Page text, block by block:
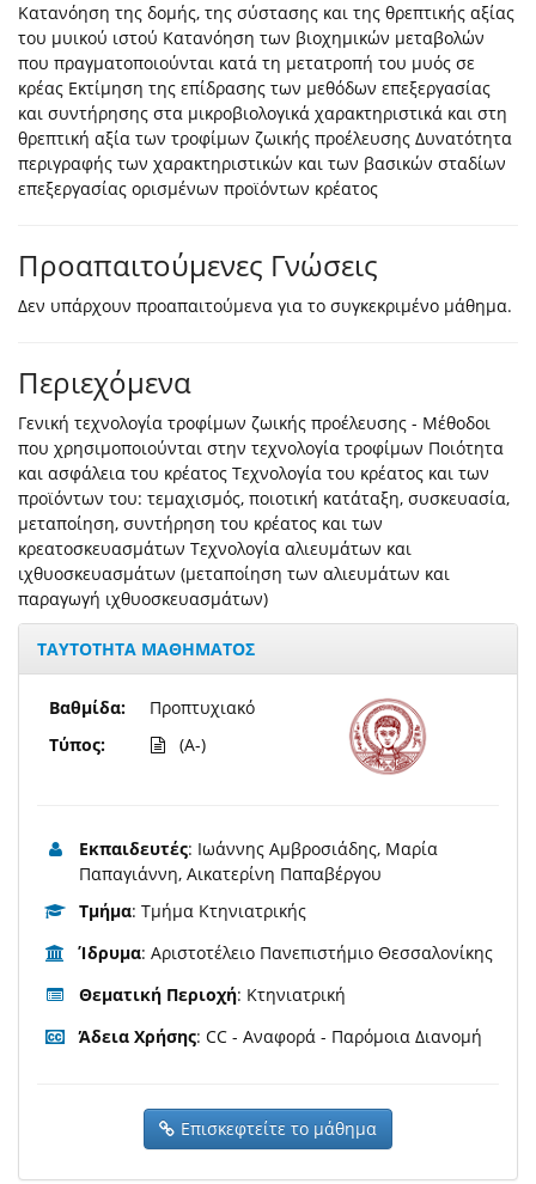
Κατανόηση της δομής, της σύστασης και της θρεπτικής αξίας
του μυικού ιστού Κατανόηση των βιοχημικών μεταβολών
που πραγματοποιούνται κατά τη μετατροπή του μυός σε
κρέας Εκτίμηση της επίδρασης των μεθόδων επεξεργασίας
και συντήρησης στα μικροβιολογικά χαρακτηριστικά και στη
θρεπτική αξία των τροφίμων ζωικής προέλευσης Δυνατότητα
περιγραφής των χαρακτηριστικών και των βασικών σταδίων
επεξεργασίας ορισμένων προϊόντων κρέατος
Προαπαιτούμενες Γνώσεις
Δεν υπάρχουν προαπαιτούμενα για το συγκεκριμένο μάθημα.
Περιεχόμενα
Γενική τεχνολογία τροφίμων ζωικής προέλευσης - Μέθοδοι
που χρησιμοποιούνται στην τεχνολογία τροφίμων Ποιότητα
και ασφάλεια του κρέατος Τεχνολογία του κρέατος και των
προϊόντων του: τεμαχισμός, ποιοτική κατάταξη, συσκευασία,
μεταποίηση, συντήρηση του κρέατος και των
κρεατοσκευασμάτων Τεχνολογία αλιευμάτων και
ιχθυοσκευασμάτων (μεταποίηση των αλιευμάτων και
παραγωγή ιχθυοσκευασμάτων)
ΤΑΥΤΟΤΗΤΑ ΜΑΘΗΜΑΤΟΣ
Βαθμίδα:
Τύπος:
Προπτυχιακό
(A-)
Εκπαιδευτές: Ιωάννης Αμβροσιάδης, Μαρία
Παπαγιάννη, Αικατερίνη Παπαβέργου
Τμήμα: Τμήμα Κτηνιατρικής
Ίδρυμα: Αριστοτέλειο Πανεπιστήμιο Θεσσαλονίκης
Θεματική Περιοχή: Κτηνιατρική
Άδεια Χρήσης: CC - Αναφορά - Παρόμοια Διανομή
Επισκεφτείτε το μάθημα